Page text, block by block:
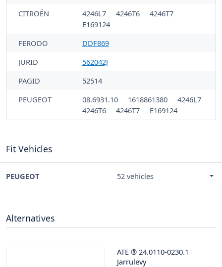
CITROËN
4246L7 4246T6
4246T7
E169124
FERODO
DDF869
JURID
562042J
PAGID
52514
PEUGEOT
08.6931.10 1618861380
4246L7
4246T6
4246T7 E169124
Fit Vehicles
PEUGEOT 52 vehicles
Alternatives
ATE ® 24.0110-0230.1
Jarrulevy